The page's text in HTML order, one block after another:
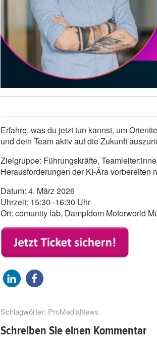
Erfahre, was du jetzt tun kannst, um
und dein Team aktiv auf die Zukunft
Zielgruppe: Führungskräfte,
Herausforderungen der KI-Ära vorbereiten
Datum: 4. März 2026
Uhrzeit: 15:30–16:30 Uhr
Ort: comunity lab, Dampfdom Motorworld
Schlagwörter: ProMediaNews
Schreiben Sie einen Kommentar